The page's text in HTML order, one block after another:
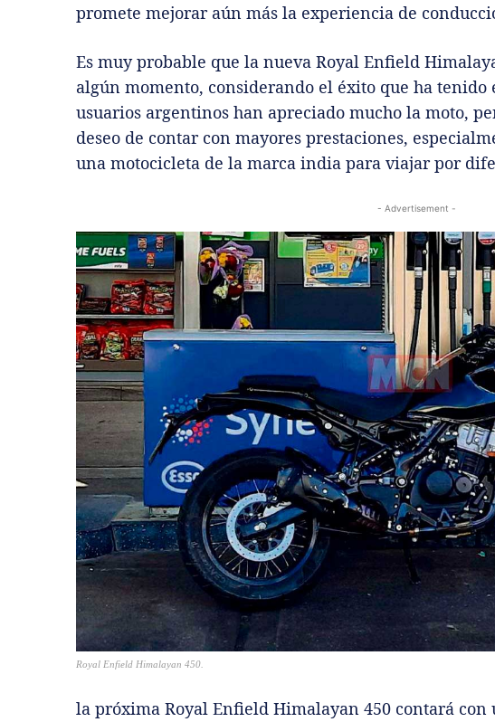
promete mejorar aún más la experiencia de
Es muy probable que la nueva Royal Enfield
algún momento, considerando el éxito que ha tenido
usuarios argentinos han apreciado mucho la moto,
deseo de contar con mayores prestaciones,
una motocicleta de la marca india para viajar por
- Advertisement -
Royal Enfield Himalayan 450.
la próxima Royal Enfield Himalayan 450 contará con